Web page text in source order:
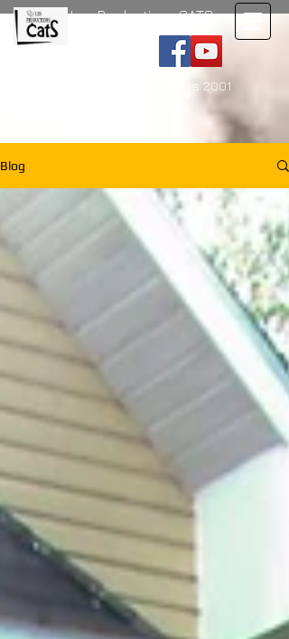
Les Productions CATS
École d'art dramatique depuis 2001
Blog